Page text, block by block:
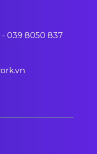
- 039 8050 837